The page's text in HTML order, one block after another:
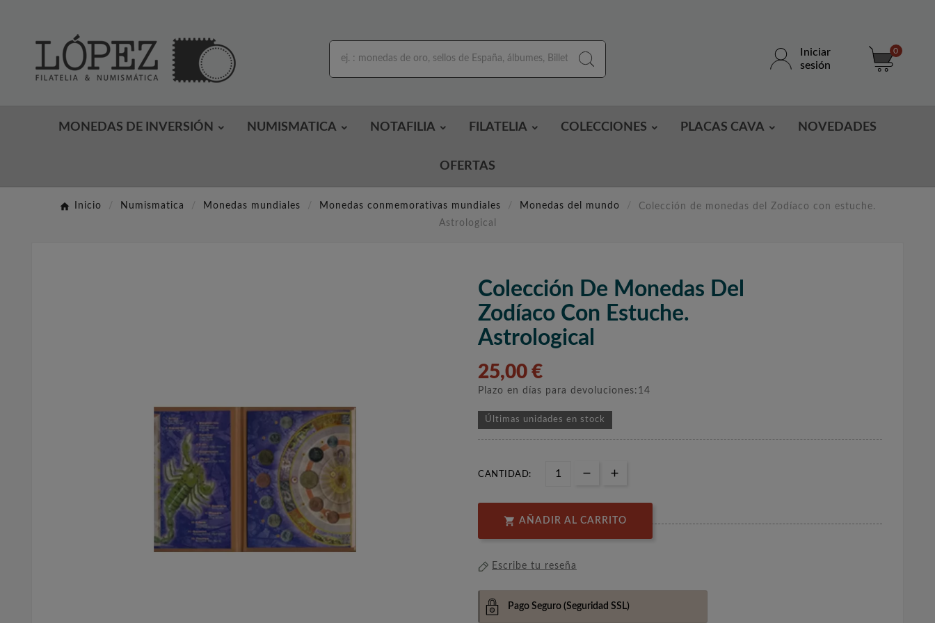
Iniciar
sesión
0
MONEDAS DE INVERSIÓN NUMISMATICA NOTAFILIA FILATELIA COLECCIONES PLACAS CAVA NOVEDADES
OFERTAS
Inicio Numismatica Monedas mundiales Monedas conmemorativas mundiales Monedas del mundo
Colección de monedas del Zodíaco con estuche.
Astrological
Colección De Monedas Del
Zodíaco Con Estuche.
Astrological
25,00 €
Plazo en días para devoluciones:14
Últimas unidades en stock
CANTIDAD:
 AÑADIR AL CARRITO
Escribe tu reseña
Pago Seguro (Seguridad SSL)